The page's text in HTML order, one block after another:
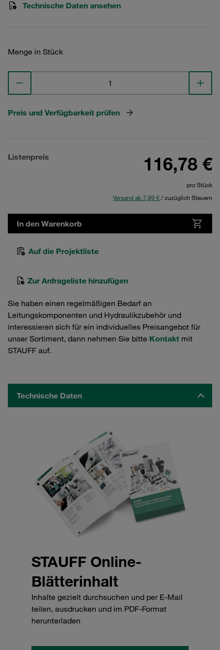
Technische Daten ansehen
Menge in Stück
Preis und Verfügbarkeit prüfen
Listenpreis 116,78 €
pro Stück
Versand ab 7,99 €/ zuzüglich Steuern
In den Warenkorb
Auf die Projektliste
Zur Anfrageliste hinzufügen
Sie haben einen regelmäßigen Bedarf an
Leitungskomponenten und Hydraulikzubehör und
interessieren sich für ein individuelles Preisangebot für
unser Sortiment, dann nehmen Sie bitte Kontakt mit
STAUFF auf.
Technische Daten
STAUFF Online-
Blätterinhalt
Inhalte gezielt durchsuchen und per E-Mail
teilen, ausdrucken und im PDF-Format
herunterladen